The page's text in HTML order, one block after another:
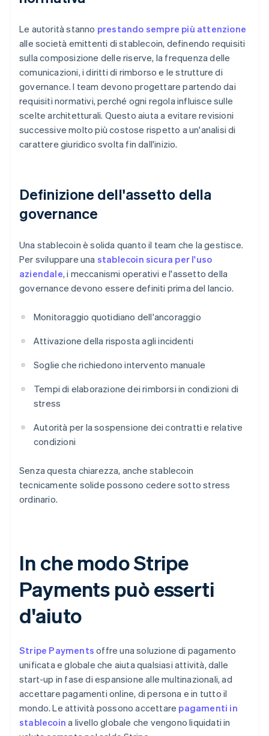
Le autorità stanno prestando sempre più attenzione
alle società emittenti di stablecoin, definendo requisiti
sulla composizione delle riserve, la frequenza delle
comunicazioni, i diritti di rimborso e le strutture di
governance. I team devono progettare partendo dai
requisiti normativi, perché ogni regola influisce sulle
scelte architetturali. Questo aiuta a evitare revisioni
successive molto più costose rispetto a un'analisi di
carattere giuridico svolta fin dall'inizio.
Definizione dell'assetto della
governance
Una stablecoin è solida quanto il team che la gestisce.
Per sviluppare una stablecoin sicura per l'uso
aziendale, i meccanismi operativi e l'assetto della
governance devono essere definiti prima del lancio.
Monitoraggio quotidiano dell'ancoraggio
Attivazione della risposta agli incidenti
Soglie che richiedono intervento manuale
Tempi di elaborazione dei rimborsi in condizioni di
stress
Autorità per la sospensione dei contratti e relative
condizioni
Senza questa chiarezza, anche stablecoin
tecnicamente solide possono cedere sotto stress
ordinario.
In che modo Stripe
Payments può esserti
d'aiuto
Stripe Payments offre una soluzione di pagamento
unificata e globale che aiuta qualsiasi attività, dalle
start-up in fase di espansione alle multinazionali, ad
accettare pagamenti online, di persona e in tutto il
mondo. Le attività possono accettare pagamenti in
stablecoin a livello globale che vengono liquidati in